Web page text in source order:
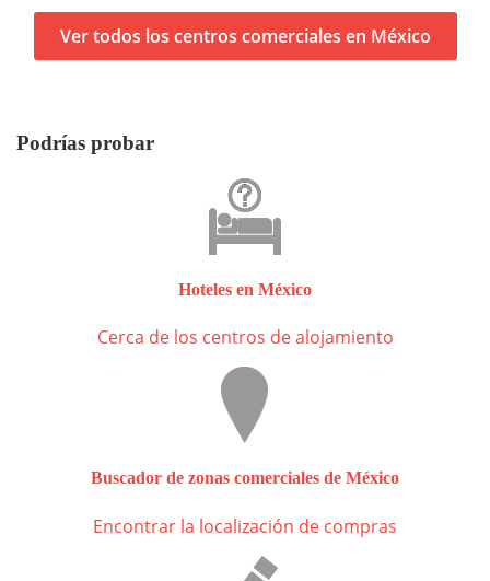
Ver todos los centros comerciales en México
Podrías probar
Hoteles en México
Cerca de los centros de alojamiento
Buscador de zonas comerciales de México
Encontrar la localización de compras